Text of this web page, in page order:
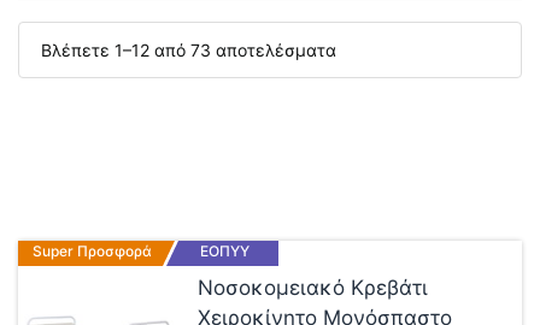
Βλέπετε 1–12 από 73 αποτελέσματα
ΕΟΠΥΥ
Super Προσφορά
Νοσοκομειακό Κρεβάτι
Χειροκίνητο Μονόσπαστο